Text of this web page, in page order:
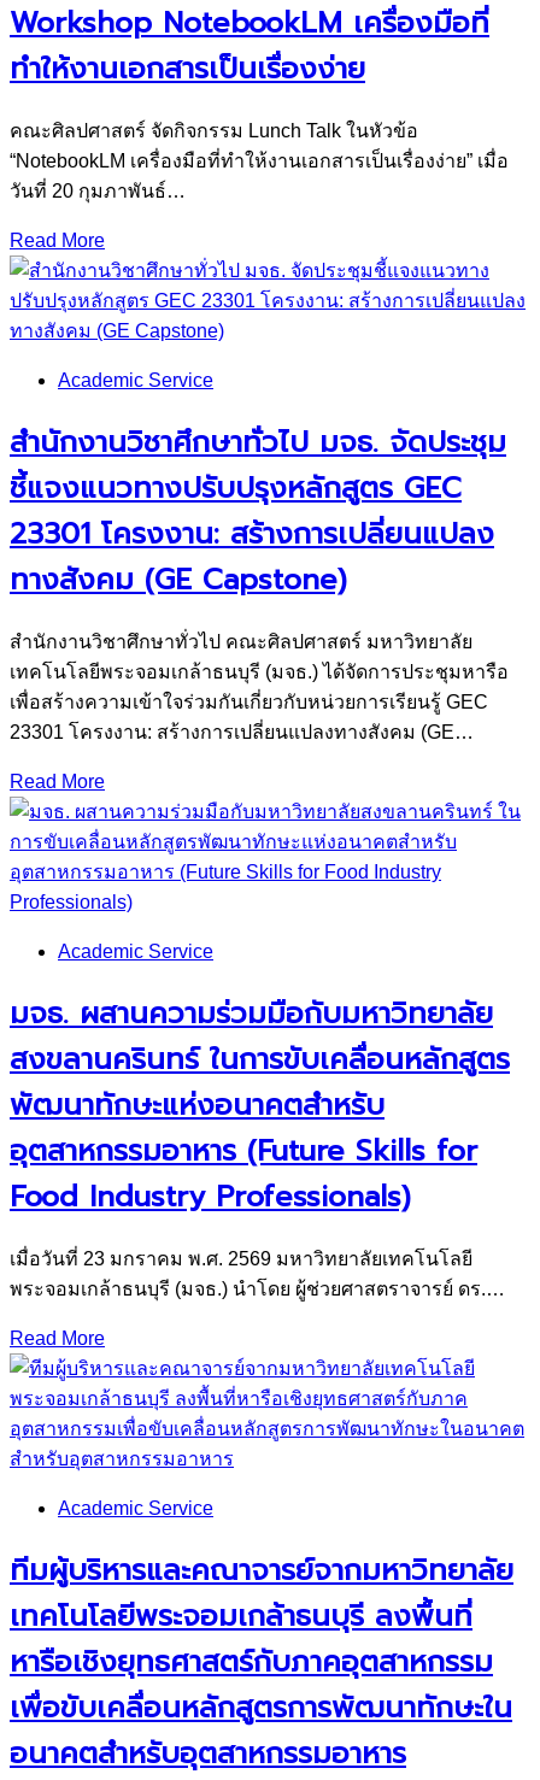
Workshop NotebookLM เครื่องมือที่
ทำให้งานเอกสารเป็นเรื่องง่าย
คณะศิลปศาสตร์ จัดกิจกรรม Lunch Talk ในหัวข้อ
“NotebookLM เครื่องมือที่ทำให้งานเอกสารเป็นเรื่องง่าย” เมื่อ
วันที่ 20 กุมภาพันธ์…
Read More
Academic Service
สำนักงานวิชาศึกษาทั่วไป มจธ. จัดประชุม
ชี้แจงแนวทางปรับปรุงหลักสูตร GEC
23301 โครงงาน: สร้างการเปลี่ยนแปลง
ทางสังคม (GE Capstone)
สำนักงานวิชาศึกษาทั่วไป คณะศิลปศาสตร์ มหาวิทยาลัย
เทคโนโลยีพระจอมเกล้าธนบุรี (มจธ.) ได้จัดการประชุมหารือ
เพื่อสร้างความเข้าใจร่วมกันเกี่ยวกับหน่วยการเรียนรู้ GEC
23301 โครงงาน: สร้างการเปลี่ยนแปลงทางสังคม (GE…
Read More
Academic Service
มจธ. ผสานความร่วมมือกับมหาวิทยาลัย
สงขลานครินทร์ ในการขับเคลื่อนหลักสูตร
พัฒนาทักษะแห่งอนาคตสำหรับ
อุตสาหกรรมอาหาร (Future Skills for
Food Industry Professionals)
เมื่อวันที่ 23 มกราคม พ.ศ. 2569 มหาวิทยาลัยเทคโนโลยี
พระจอมเกล้าธนบุรี (มจธ.) นำโดย ผู้ช่วยศาสตราจารย์ ดร.…
Read More
Academic Service
ทีมผู้บริหารและคณาจารย์จากมหาวิทยาลัย
เทคโนโลยีพระจอมเกล้าธนบุรี ลงพื้นที่
หารือเชิงยุทธศาสตร์กับภาคอุตสาหกรรม
เพื่อขับเคลื่อนหลักสูตรการพัฒนาทักษะใน
อนาคตสำหรับอุตสาหกรรมอาหาร